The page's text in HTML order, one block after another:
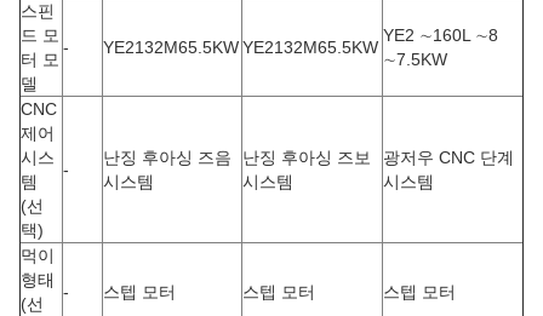
스핀
드 모
터 모
델
- YE2132M65.5KWYE2132M65.5KW
YE2 ∼160L ∼8
∼7.5KW
CNC
제어
시스
템
(선
택)
-
난징 후아싱 즈음
시스템
난징 후아싱 즈보
시스템
광저우 CNC 단계
시스템
먹이
형태
(선
- 스텝 모터 스텝 모터 스텝 모터